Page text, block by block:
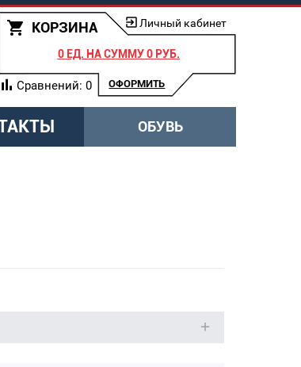
КОРЗИНА Личный кабинет
0 ЕД. НА СУММУ0 РУБ.
ОФОРМИТЬ
Сравнений: 0
ОБУВЬ